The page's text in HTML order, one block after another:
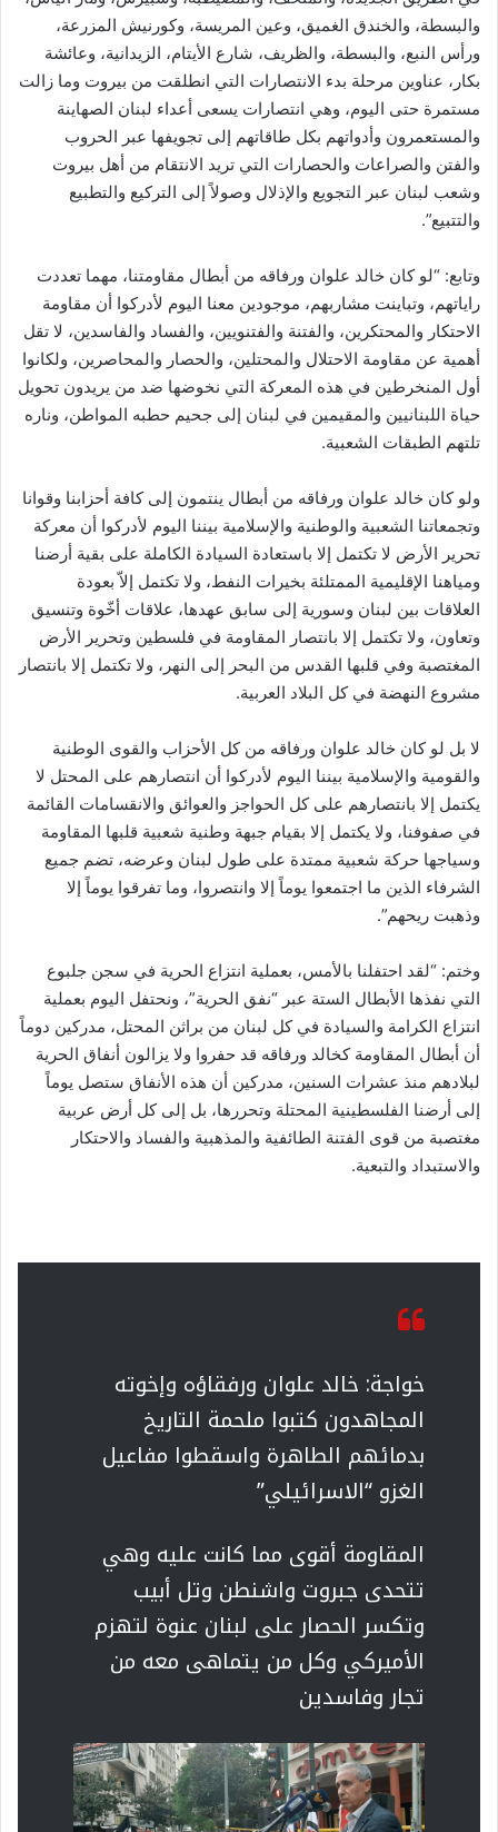
والبسطة، والخندق الغميق، وعين المريسة، وكورنيش المزرعة،
ورأس النبع، والبسطة، والظريف، شارع الأيتام، الزيدانية، وعائشة
بكار، عناوين مرحلة بدء الانتصارات التي انطلقت من بيروت وما زالت
مستمرة حتى اليوم، وهي انتصارات يسعى أعداء لبنان الصهاينة
والمستعمرون وأدواتهم بكل طاقاتهم إلى تجويفها عبر الحروب
والفتن والصراعات والحصارات التي تريد الانتقام من أهل بيروت
وشعب لبنان عبر التجويع والإذلال وصولاً إلى التركيع والتطبيع
والتتبيع”.
وتابع: “لو كان خالد علوان ورفاقه من أبطال مقاومتنا، مهما تعددت
راياتهم، وتباينت مشاربهم، موجودين معنا اليوم لأدركوا أن مقاومة
الاحتكار والمحتكرين، والفتنة والفتنويين، والفساد والفاسدين، لا تقل
أهمية عن مقاومة الاحتلال والمحتلين، والحصار والمحاصرين، ولكانوا
أول المنخرطين في هذه المعركة التي نخوضها ضد من يريدون تحويل
حياة اللبنانيين والمقيمين في لبنان إلى جحيم حطبه المواطن، وناره
تلتهم الطبقات الشعبية.
ولو كان خالد علوان ورفاقه من أبطال ينتمون إلى كافة أحزابنا وقوانا
وتجمعاتنا الشعبية والوطنية والإسلامية بيننا اليوم لأدركوا أن معركة
تحرير الأرض لا تكتمل إلا باستعادة السيادة الكاملة على بقية أرضنا
ومياهنا الإقليمية الممتلئة بخيرات النفط، ولا تكتمل إلاّ بعودة
العلاقات بين لبنان وسورية إلى سابق عهدها، علاقات أخّوة وتنسيق
وتعاون، ولا تكتمل إلا بانتصار المقاومة في فلسطين وتحرير الأرض
المغتصبة وفي قلبها القدس من البحر إلى النهر، ولا تكتمل إلا بانتصار
مشروع النهضة في كل البلاد العربية.
لا بل لو كان خالد علوان ورفاقه من كل الأحزاب والقوى الوطنية
والقومية والإسلامية بيننا اليوم لأدركوا أن انتصارهم على المحتل لا
يكتمل إلا بانتصارهم على كل الحواجز والعوائق والانقسامات القائمة
في صفوفنا، ولا يكتمل إلا بقيام جبهة وطنية شعبية قلبها المقاومة
وسياجها حركة شعبية ممتدة على طول لبنان وعرضه، تضم جميع
الشرفاء الذين ما اجتمعوا يوماً إلا وانتصروا، وما تفرقوا يوماً إلا
وذهبت ريحهم”.
وختم: “لقد احتفلنا بالأمس، بعملية انتزاع الحرية في سجن جلبوع
التي نفذها الأبطال الستة عبر “نفق الحرية”، ونحتفل اليوم بعملية
انتزاع الكرامة والسيادة في كل لبنان من براثن المحتل، مدركين دوماً
أن أبطال المقاومة كخالد ورفاقه قد حفروا ولا يزالون أنفاق الحرية
لبلادهم منذ عشرات السنين، مدركين أن هذه الأنفاق ستصل يوماً
إلى أرضنا الفلسطينية المحتلة وتحررها، بل إلى كل أرض عربية
مغتصبة من قوى الفتنة الطائفية والمذهبية والفساد والاحتكار
والاستبداد والتبعية.
خواجة: خالد علوان ورفقاؤه وإخوته
المجاهدون كتبوا ملحمة التاريخ
بدمائهم الطاهرة واسقطوا مفاعيل
الغزو “الاسرائيلي”
المقاومة أقوى مما كانت عليه وهي
تتحدى جبروت واشنطن وتل أبيب
وتكسر الحصار على لبنان عنوة لتهزم
الأميركي وكل من يتماهى معه من
تجار وفاسدين